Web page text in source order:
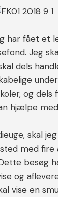
har fået et
Jeg
dels
og dels
hjælpe
skal
med fire
besøg
og
vise en